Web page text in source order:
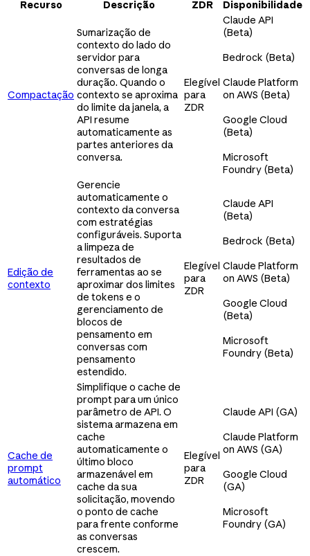
Recurso Descrição ZDR Disponibilidade
Compactação
Sumarização de
contexto do lado do
servidor para
conversas de longa
duração. Quando o
contexto se aproxima
do limite da janela, a
API resume
automaticamente as
partes anteriores da
conversa.
Elegível
para
ZDR
Claude API
(Beta)
Bedrock (Beta)
Claude Platform
on AWS (Beta)
Google Cloud
(Beta)
Microsoft
Foundry (Beta)
Edição de
contexto
Gerencie
automaticamente o
contexto da conversa
com estratégias
configuráveis. Suporta
a limpeza de
resultados de
ferramentas ao se
aproximar dos limites
de tokens e o
gerenciamento de
blocos de
pensamento em
conversas com
pensamento
estendido.
Elegível
para
ZDR
Claude API
(Beta)
Bedrock (Beta)
Claude Platform
on AWS (Beta)
Google Cloud
(Beta)
Microsoft
Foundry (Beta)
Cache de
prompt
automático
Simplifique o cache de
prompt para um único
parâmetro de API. O
sistema armazena em
cache
automaticamente o
último bloco
armazenável em
cache da sua
solicitação, movendo
o ponto de cache
para frente conforme
as conversas
crescem.
Elegível
para
ZDR
Claude API (GA)
Claude Platform
on AWS (GA)
Google Cloud
(GA)
Microsoft
Foundry (GA)